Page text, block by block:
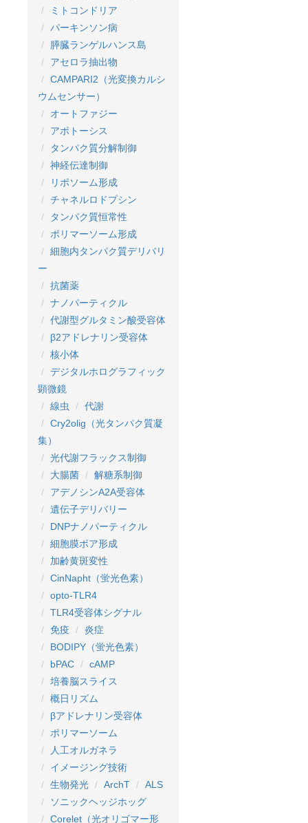
ミトコンドリア
パーキンソン病
膵臓ランゲルハンス島
アセロラ抽出物
CAMPARI2（光変換カルシ
ウムセンサー）
オートファジー
アポトーシス
タンパク質分解制御
神経伝達制御
リポソーム形成
チャネルロドプシン
タンパク質恒常性
ポリマーソーム形成
細胞内タンパク質デリバリ
ー
抗菌薬
ナノパーティクル
代謝型グルタミン酸受容体
β2アドレナリン受容体
核小体
デジタルホログラフィック
顕微鏡
線虫
代謝
Cry2olig（光タンパク質凝
集）
光代謝フラックス制御
大腸菌
解糖系制御
アデノシンA2A受容体
遺伝子デリバリー
DNPナノパーティクル
細胞膜ポア形成
加齢黄斑変性
CinNapht（蛍光色素）
opto-TLR4
TLR4受容体シグナル
免疫
炎症
BODIPY（蛍光色素）
bPAC
cAMP
培養脳スライス
概日リズム
βアドレナリン受容体
ポリマーソーム
人工オルガネラ
イメージング技術
生物発光
ArchT
ALS
ソニックヘッジホッグ
Corelet（光オリゴマー形